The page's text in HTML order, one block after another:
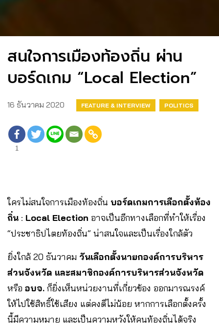
สนใจการเมืองท้องถิ่น ผ่าน
บอร์ดเกม “Local Election”
16 ธันวาคม 2020 FEATURE & INTERVIEW POLITICS
1
ใครไม่สนใจการเมืองท้องถิ่น บอร์ดเกมการเลือกตั้งท้อง
ถิ่น : Local Election อาจเป็นอีกทางเลือกที่ทำให้เรื่อง
“ประชาธิปไตยท้องถิ่น” น่าสนใจและเป็นเรื่องใกล้ตัว
ยิ่งใกล้ 20 ธันวาคม วันเลือกตั้งนายกองค์การบริหาร
ส่วนจังหวัด และสมาชิกองค์การบริหารส่วนจังหวัด
หรือ อบจ. ก็ยิ่งเห็นหน่วยงานที่เกี่ยวข้อง ออกมารณรงค์
ให้ไปใช้สิทธิ์ใช้เสียง แต่คงดีไม่น้อย หากการเลือกตั้งครั้ง
นี้มีความหมาย และเป็นความหวังให้คนท้องถิ่นได้จริง